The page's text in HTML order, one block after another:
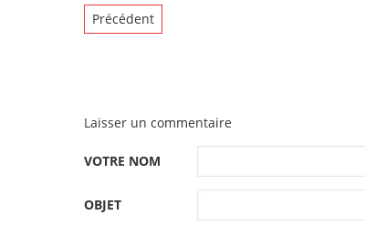
Précédent
Laisser un commentaire
VOTRE NOM
OBJET